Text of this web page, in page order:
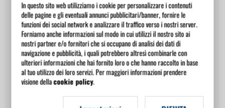
dell'acquisto.
Attestato
Alla conclusione del corso è consegnato un certificato dell'avvenuta
frequenza.
Soggetto formatore
In questo sito web utilizziamo i cookie per personalizzare i contenuti
delle pagine e gli eventuali annunci pubblicitari/banner, fornire le
funzioni dei social network e analizzare il traffico verso i nostri server.
Forniamo anche informazioni sul modo in cui utilizzi il nostro sito ai
nostri partner e/o fornitori che si occupano di analisi dei dati di
navigazione e pubblicità, i quali potrebbero altresì combinarle con
ulteriori informazioni che hai fornito loro o che hanno raccolto in base
al tuo utilizzo dei loro servizi. Per maggiori informazioni prendere
visione dellacookie policy.